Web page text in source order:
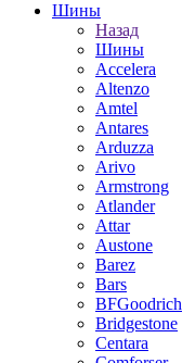
Шины
Назад
Шины
Accelera
Altenzo
Amtel
Antares
Arduzza
Arivo
Armstrong
Atlander
Attar
Austone
Barez
Bars
BFGoodrich
Bridgestone
Centara